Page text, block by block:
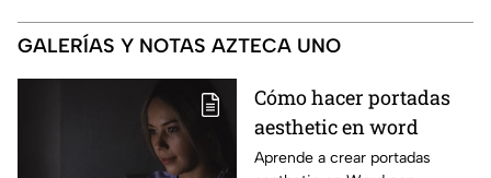
GALERÍAS Y NOTAS AZTECA UNO
Cómo hacer portadas
aesthetic en word
Aprende a crear portadas